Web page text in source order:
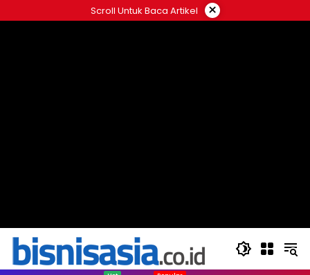
ke
Scroll Untuk Baca Artikel ×